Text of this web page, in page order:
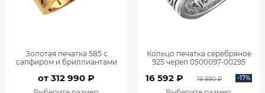
Золотая печатка 585 с
сапфиром и бриллиантами
от 312 990 ₽
Кольцо печатка серебряное
925 череп 0500097-00295
16 592 ₽ 19 990 ₽ -17%